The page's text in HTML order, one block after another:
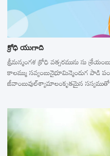
క్రోధి యుగాది
శ్రీమన్మంగళ క్రోధి వత్సరమును సు
కాలమ్ము సవ్యంబునైభూమిన్మెండుగ పాడి
జీవాంబువుల్‌శ్యామాలంకృతమైన